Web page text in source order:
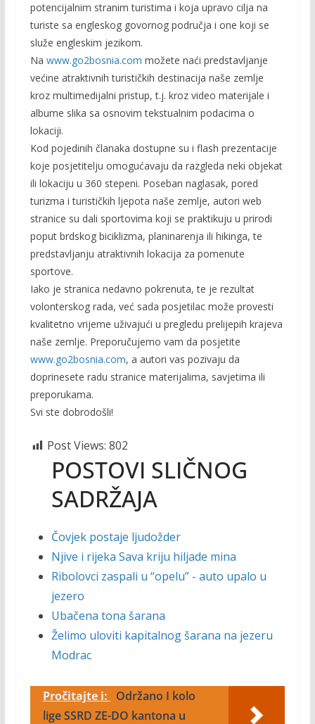
potencijalnim stranim turistima i koja upravo cilja na
turiste sa engleskog govornog područja i one koji se
služe engleskim jezikom.
Na www.go2bosnia.com možete naći predstavljanje
većine atraktivnih turističkih destinacija naše zemlje
kroz multimedijalni pristup, t.j. kroz video materijale i
albume slika sa osnovim tekstualnim podacima o
lokaciji.
Kod pojedinih članaka dostupne su i flash prezentacije
koje posjetitelju omogućavaju da razgleda neki objekat
ili lokaciju u 360 stepeni. Poseban naglasak, pored
turizma i turističkih ljepota naše zemlje, autori web
stranice su dali sportovima koji se praktikuju u prirodi
poput brdskog biciklizma, planinarenja ili hikinga, te
predstavljanju atraktivnih lokacija za pomenute
sportove.
Iako je stranica nedavno pokrenuta, te je rezultat
volonterskog rada, već sada posjetilac može provesti
kvalitetno vrijeme uživajući u pregledu prelijepih krajeva
naše zemlje. Preporučujemo vam da posjetite
www.go2bosnia.com, a autori vas pozivaju da
doprinesete radu stranice materijalima, savjetima ili
preporukama.
Svi ste dobrodošli!
Post Views: 802
POSTOVI SLIČNOG
SADRŽAJA
Čovjek postaje ljudožder
Njive i rijeka Sava kriju hiljade mina
Ribolovci zaspali u “opelu” - auto upalo u
jezero
Ubačena tona šarana
Želimo uloviti kapitalnog šarana na jezeru
Modrac
Pročitajte i:
Održano I kolo
lige SSRD ZE-DO kantona u